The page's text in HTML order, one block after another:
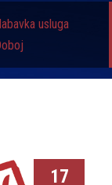
usluga
17